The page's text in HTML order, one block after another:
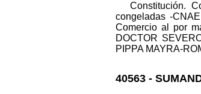
Constitución.
congeladas -
Comercio al por
DOCTOR
PIPPA MAYRA-
40563 -